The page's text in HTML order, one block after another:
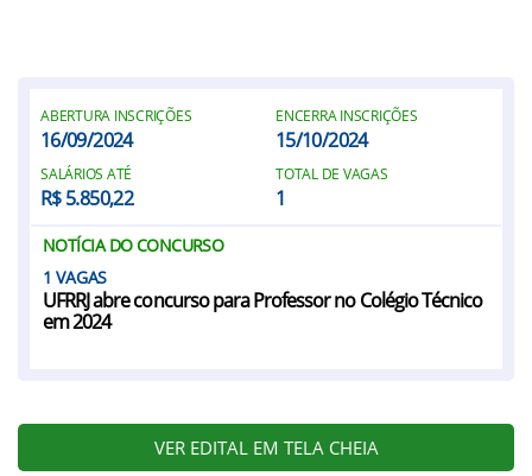
ABERTURA INSCRIÇÕES
16/09/2024
ENCERRA INSCRIÇÕES
15/10/2024
SALÁRIOS ATÉ
R$ 5.850,22
TOTAL DE VAGAS
1
NOTÍCIA DO CONCURSO
1
UFRRJ abre concurso para Professor no Colégio Técnico
em 2024
VER EDITAL EM TELA CHEIA